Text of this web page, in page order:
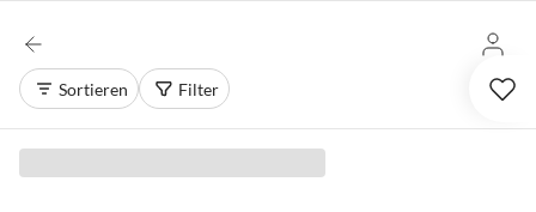
Sortieren Filter